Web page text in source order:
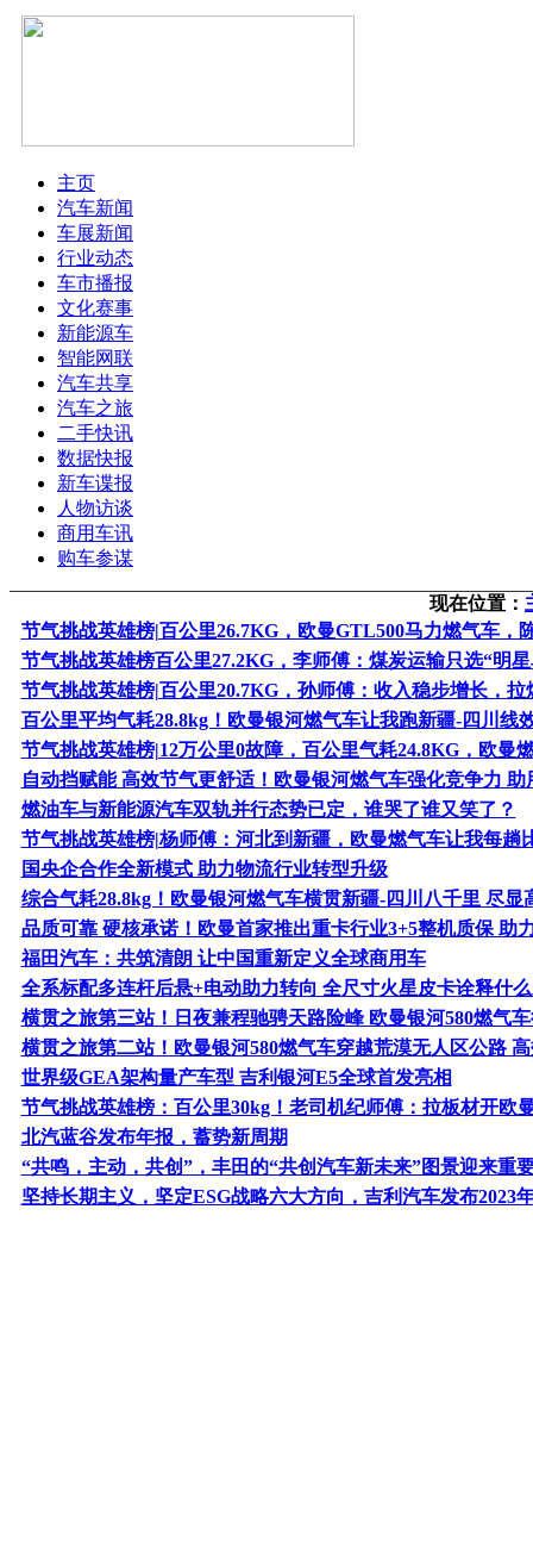
主页
汽车新闻
车展新闻
行业动态
车市播报
文化赛事
新能源车
智能网联
汽车共享
汽车之旅
二手快讯
数据快报
新车谍报
人物访谈
商用车讯
购车参谋
现在位置：
节气挑战英雄榜|百公里26.7KG，欧曼GTL500马力燃气车，
节气挑战英雄榜百公里27.2KG，李师傅：煤炭运输只选“明
节气挑战英雄榜|百公里20.7KG，孙师傅：收入稳步增长，拉
百公里平均气耗28.8kg！欧曼银河燃气车让我跑新疆-四川线
节气挑战英雄榜|12万公里0故障，百公里气耗24.8KG，欧曼
自动挡赋能 高效节气更舒适！欧曼银河燃气车强化竞争力 助
燃油车与新能源汽车双轨并行态势已定，谁哭了谁又笑了？
节气挑战英雄榜|杨师傅：河北到新疆，欧曼燃气车让我每趟
国央企合作全新模式 助力物流行业转型升级
综合气耗28.8kg！欧曼银河燃气车横贯新疆-四川八千里 尽显
品质可靠 硬核承诺！欧曼首家推出重卡行业3+5整机质保 助
福田汽车：共筑清朗 让中国重新定义全球商用车
全系标配多连杆后悬+电动助力转向 全尺寸火星皮卡诠释什
横贯之旅第三站！日夜兼程驰骋天路险峰 欧曼银河580燃气
横贯之旅第二站！欧曼银河580燃气车穿越荒漠无人区公路
世界级GEA架构量产车型 吉利银河E5全球首发亮相
节气挑战英雄榜：百公里30kg！老司机纪师傅：拉板材开欧
北汽蓝谷发布年报，蓄势新周期
“共鸣，主动，共创”，丰田的“共创汽车新未来”图景迎来重
坚持长期主义，坚定ESG战略六大方向，吉利汽车发布2023